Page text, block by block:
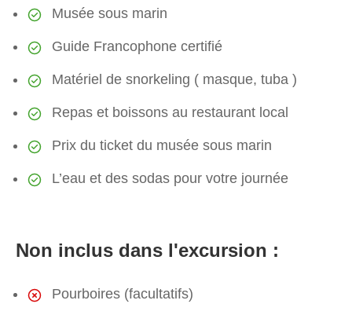
Musée sous marin
Guide Francophone certifié
Matériel de snorkeling ( masque, tuba )
Repas et boissons au restaurant local
Prix du ticket du musée sous marin
L’eau et des sodas pour votre journée
Non inclus dans l'excursion :
Pourboires (facultatifs)